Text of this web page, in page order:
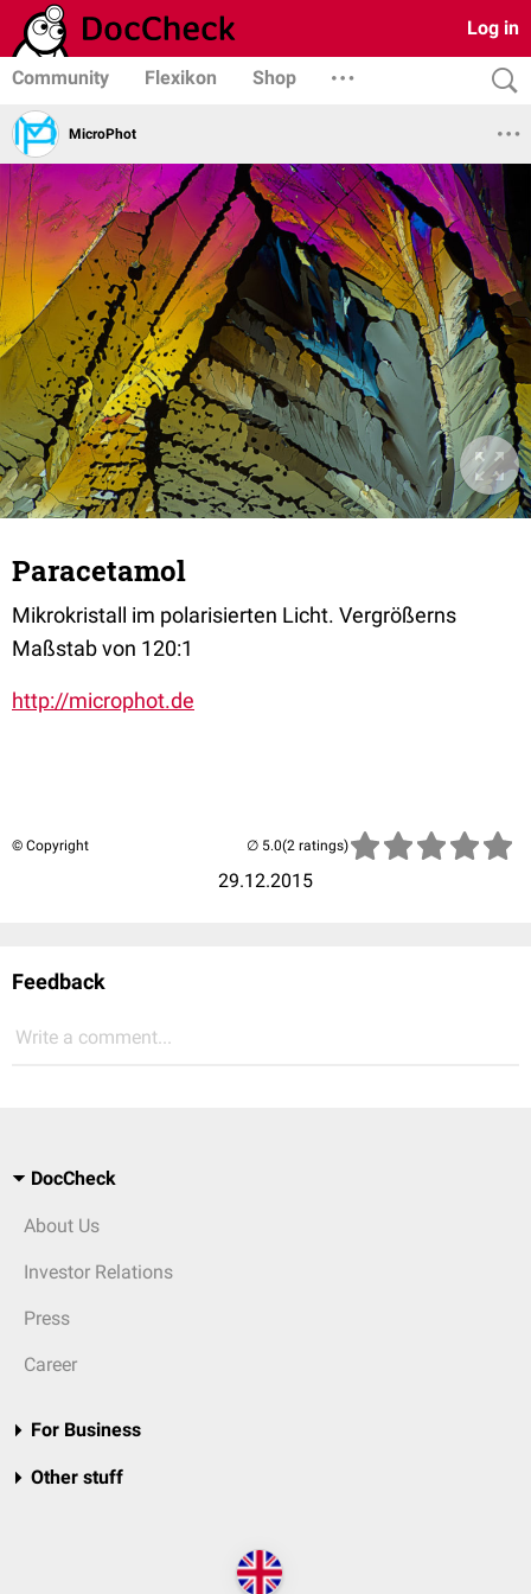
Log in
Community Flexikon Shop
MicroPhot
Paracetamol
Mikrokristall im polarisierten Licht. Vergrößerns
Maßstab von 120:1
http://microphot.de
© Copyright
29.12.2015
(2 ratings)
Feedback
Write a comment...
DocCheck
About Us
Investor Relations
Press
Career
For Business
Other stuff